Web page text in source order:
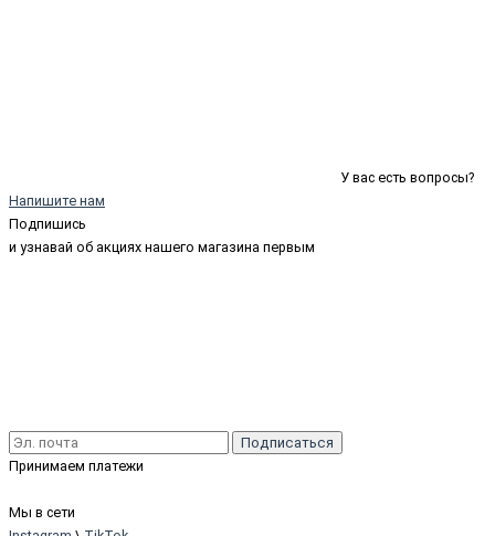
У вас есть вопросы?
Напишите нам
Подпишись
и узнавай об акциях нашего магазина первым
Подписаться
Принимаем платежи
Мы в сети